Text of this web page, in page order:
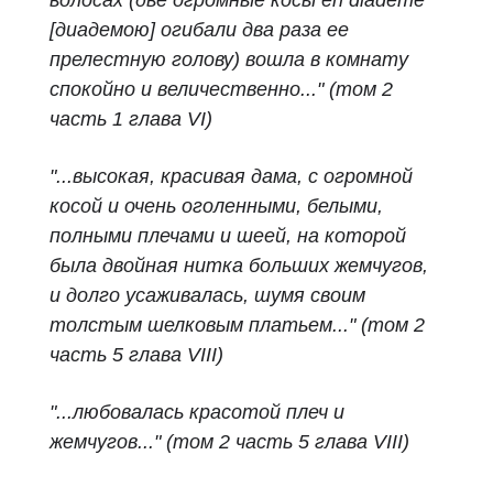
[диадемою]огибали два раза ее
прелестную голову) вошла в комнату
спокойно и величественно..." (том 2
часть 1 глава VI)
"...высокая, красивая дама, с огромной
косой и очень оголенными, белыми,
полными плечами и шеей, на которой
была двойная нитка больших жемчугов,
и долго усаживалась, шумя своим
толстым шелковым платьем..." (том 2
часть 5 глава VIII)
"...любовалась красотой плеч и
жемчугов..." (том 2 часть 5 глава VIII)